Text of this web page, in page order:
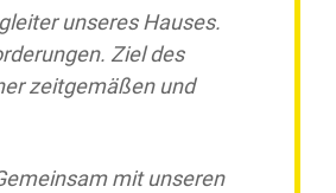
unseres Hauses.
Ziel des
zeitgemäßen und
mit unseren